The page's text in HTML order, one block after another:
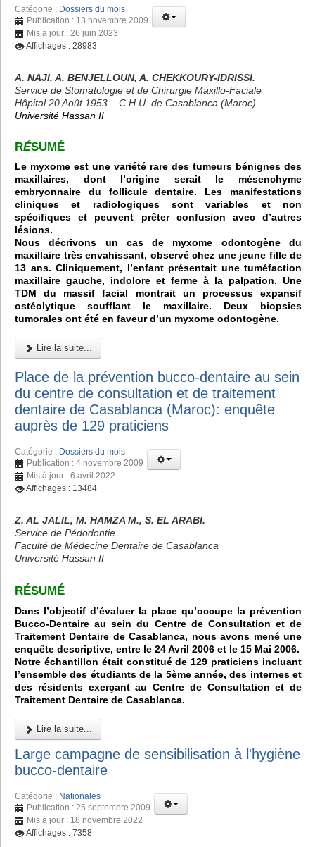
Catégorie : Dossiers du mois
Publication : 13 novembre 2009
Mis à jour : 26 juin 2023
Affichages : 28983
A. NAJI, A. BENJELLOUN, A. CHEKKOURY-IDRISSI.
Service de Stomatologie et de Chirurgie Maxillo-Faciale
Hôpital 20 Août 1953 – C.H.U. de Casablanca (Maroc)
Université Hassan II
RÉSUMÉ
Le myxome est une variété rare des tumeurs bénignes des
maxillaires, dont l’origine serait le mésenchyme
embryonnaire du follicule dentaire. Les manifestations
cliniques et radiologiques sont variables et non
spécifiques et peuvent prêter confusion avec d’autres
lésions.
Nous décrivons un cas de myxome odontogène du
maxillaire très envahissant, observé chez une jeune fille de
13 ans. Cliniquement, l’enfant présentait une tuméfaction
maxillaire gauche, indolore et ferme à la palpation. Une
TDM du massif facial montrait un processus expansif
ostéolytique soufflant le maxillaire. Deux biopsies
tumorales ont été en faveur d’un myxome odontogène.
Lire la suite...
Place de la prévention bucco-dentaire au sein
du centre de consultation et de traitement
dentaire de Casablanca (Maroc): enquête
auprès de 129 praticiens
Catégorie : Dossiers du mois
Publication : 4 novembre 2009
Mis à jour : 6 avril 2022
Affichages : 13484
Z. AL JALIL, M. HAMZA M., S. EL ARABI.
Service de Pédodontie
Faculté de Médecine Dentaire de Casablanca
Université Hassan II
RÉSUMÉ
Dans l’objectif d’évaluer la place qu’occupe la prévention
Bucco-Dentaire au sein du Centre de Consultation et de
Traitement Dentaire de Casablanca, nous avons mené une
enquête descriptive, entre le 24 Avril 2006 et le 15 Mai 2006.
Notre échantillon était constitué de 129 praticiens incluant
l’ensemble des étudiants de la 5ème année, des internes et
des résidents exerçant au Centre de Consultation et de
Traitement Dentaire de Casablanca.
Lire la suite...
Large campagne de sensibilisation à l'hygiène
bucco-dentaire
Catégorie : Nationales
Publication : 25 septembre 2009
Mis à jour : 18 novembre 2022
Affichages : 7358